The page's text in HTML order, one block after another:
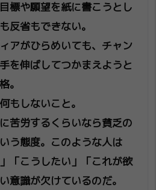
標や願望を紙に書こうとし
反省もできない。
アがひらめいても、チャン
を伸ばしてつかまえようと
。
もしないこと。
苦労するくらいなら貧乏の
う態度。このような人は
「こうしたい」「これが欲
意識が欠けているのだ。